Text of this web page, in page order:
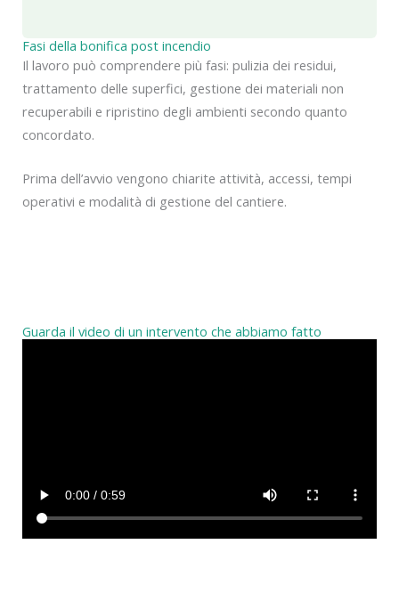
Fasi della bonifica post incendio
Il lavoro può comprendere più fasi: pulizia dei residui,
trattamento delle superfici, gestione dei materiali non
recuperabili e ripristino degli ambienti secondo quanto
concordato.
Prima dell’avvio vengono chiarite attività, accessi, tempi
operativi e modalità di gestione del cantiere.
Guarda il video di un intervento che abbiamo fatto